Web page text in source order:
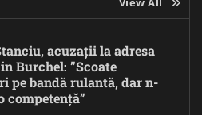
acuzații la adresa
Burchel: ”Scoate
pe bandă rulantă, dar n-
competență”